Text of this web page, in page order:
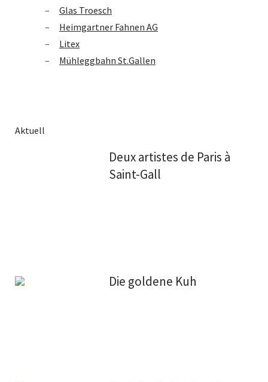
Glas Troesch
Heimgartner Fahnen AG
Litex
Mühleggbahn St.Gallen
Aktuell
Deux artistes de Paris à
Saint-Gall
Die goldene Kuh